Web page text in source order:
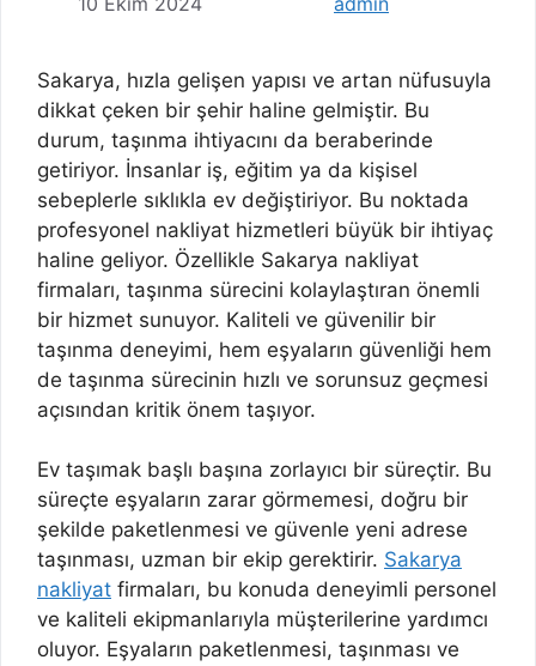
Sakarya, hızla gelişen yapısı ve artan nüfusuyla
dikkat çeken bir şehir haline gelmiştir. Bu
durum, taşınma ihtiyacını da beraberinde
getiriyor. İnsanlar iş, eğitim ya da kişisel
sebeplerle sıklıkla ev değiştiriyor. Bu noktada
profesyonel nakliyat hizmetleri büyük bir ihtiyaç
haline geliyor. Özellikle Sakarya nakliyat
firmaları, taşınma sürecini kolaylaştıran önemli
bir hizmet sunuyor. Kaliteli ve güvenilir bir
taşınma deneyimi, hem eşyaların güvenliği hem
de taşınma sürecinin hızlı ve sorunsuz geçmesi
açısından kritik önem taşıyor.
Ev taşımak başlı başına zorlayıcı bir süreçtir. Bu
süreçte eşyaların zarar görmemesi, doğru bir
şekilde paketlenmesi ve güvenle yeni adrese
taşınması, uzman bir ekip gerektirir. Sakarya
nakliyat firmaları, bu konuda deneyimli personel
ve kaliteli ekipmanlarıyla müşterilerine yardımcı
oluyor. Eşyaların paketlenmesi, taşınması ve